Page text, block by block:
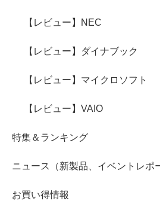
【レビュー】NEC
【レビュー】ダイナブック
【レビュー】マイクロソフト
【レビュー】VAIO
特集＆ランキング
ニュース（新製品、イベントレポ
お買い得情報